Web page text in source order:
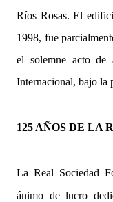
Ríos Rosas. El
1998, fue
el solemne acto de
Internacional, bajo la
125 AÑOS DE LA
La Real Sociedad
ánimo de lucro